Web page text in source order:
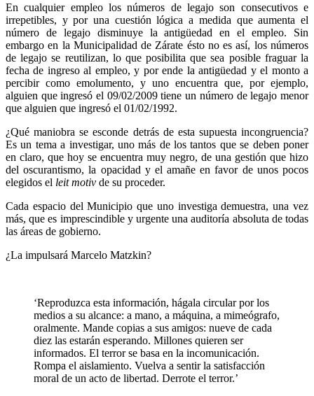
En cualquier empleo los números de legajo son consecutivos e
irrepetibles, y por una cuestión lógica a medida que aumenta el
número de legajo disminuye la antigüedad en el empleo. Sin
embargo en la Municipalidad de Zárate ésto no es así, los números
de legajo se reutilizan, lo que posibilita que sea posible fraguar la
fecha de ingreso al empleo, y por ende la antigüedad y el monto a
percibir como emolumento, y uno encuentra que, por ejemplo,
alguien que ingresó el 09/02/2009 tiene un número de legajo menor
que alguien que ingresó el 01/02/1992.
¿Qué maniobra se esconde detrás de esta supuesta incongruencia?
Es un tema a investigar, uno más de los tantos que se deben poner
en claro, que hoy se encuentra muy negro, de una gestión que hizo
del oscurantismo, la opacidad y el amañe en favor de unos pocos
elegidos el leit motiv de su proceder.
Cada espacio del Municipio que uno investiga demuestra, una vez
más, que es imprescindible y urgente una auditoría absoluta de todas
las áreas de gobierno.
¿La impulsará Marcelo Matzkin?
‘Reproduzca esta información, hágala circular por los
medios a su alcance: a mano, a máquina, a mimeógrafo,
oralmente. Mande copias a sus amigos: nueve de cada
diez las estarán esperando. Millones quieren ser
informados. El terror se basa en la incomunicación.
Rompa el aislamiento. Vuelva a sentir la satisfacción
moral de un acto de libertad. Derrote el terror.’